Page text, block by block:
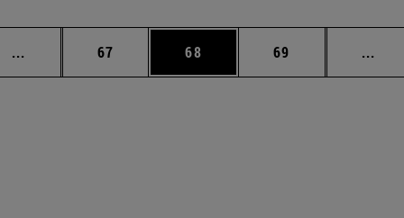
... Páginas intermedias Use TAB para desplazarse.
Página
67 Página
68 Página
69 ...